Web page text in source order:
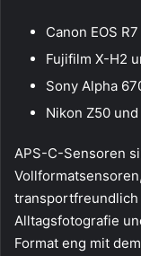
Canon EOS
Fujifilm X-H2
Sony Alpha
Nikon Z50
APS-C-Sensoren
transportfreundlich
Alltagsfotografie
Format eng mit